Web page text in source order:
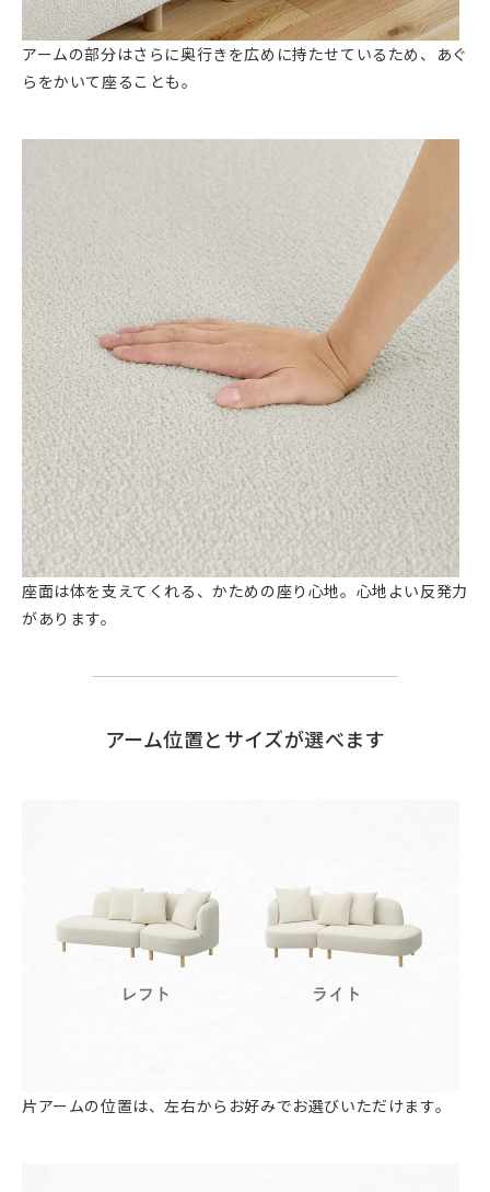
アームの部分はさらに奥行きを広めに持たせているため、あぐ
らをかいて座ることも。
座面は体を支えてくれる、かための座り心地。心地よい反発力
があります。
アーム位置とサイズが選べます
片アームの位置は、左右からお好みでお選びいただけます。